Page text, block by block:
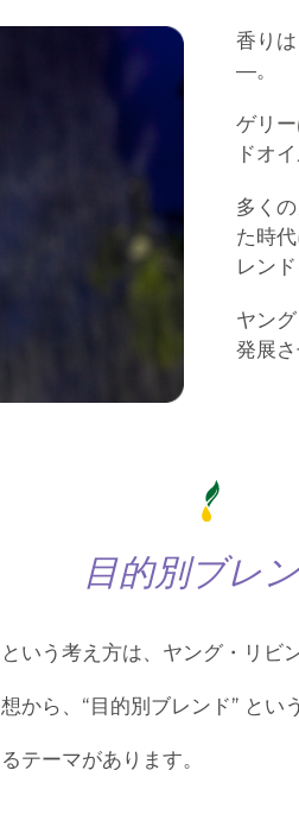
香り
―。
ゲリ
ドオ
多く
た時
レンド
ヤン
発展
目的別ブレ
いう考え方は、ヤング・リビ
ら、“目的別ブレンド” とい
テーマがあります。